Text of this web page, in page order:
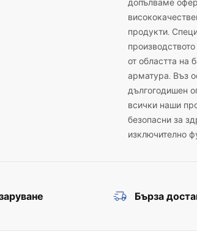
допълваме
продукти.
от областта на
арматура. Въз
дългогодишен
всички наши
безопасни за
изключително
Бърза